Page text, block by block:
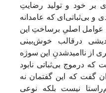
بر خود و تولید رضایتِ
و بیثباتیای که عامدانه
عوامل اصلیِ برساختِ این
درقالب خوشبینی
از ناامیدشدنِ این سوژه
که درموج بیثباتی نابود
گفت که این گفتمان نه
راستا نیست بلکه نوعی